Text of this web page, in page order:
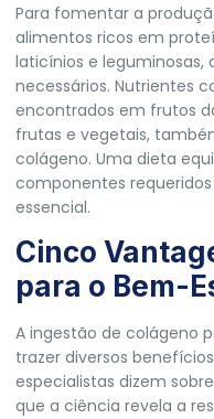
Para fomentar a
alimentos ricos em
laticínios e
necessários. Nutrientes
encontrados em frutos
frutas e vegetais,
colágeno. Uma dieta
componentes
essencial.
Cinco
para o Bem-
A ingestão de colágeno
trazer diversos
especialistas dizem
que a ciência revela a